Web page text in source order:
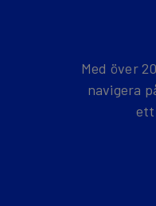
Med över
navigera
ett